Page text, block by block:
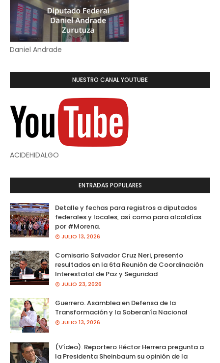
Daniel Andrade
NUESTRO CANAL YOUTUBE
ACIDEHIDALGO
ENTRADAS POPULARES
Detalle y fechas para registros a diputados
federales y locales, así como para alcaldías
por #Morena.
JULIO 13, 2026
Comisario Salvador Cruz Neri, presento
resultados en la 6ta Reunión de Coordinación
Interestatal de Paz y Seguridad
JULIO 23, 2026
Guerrero. Asamblea en Defensa de la
Transformación y la Soberanía Nacional
JULIO 13, 2026
(Vídeo). Reportero Héctor Herrera pregunta a
la Presidenta Sheinbaum su opinión de la